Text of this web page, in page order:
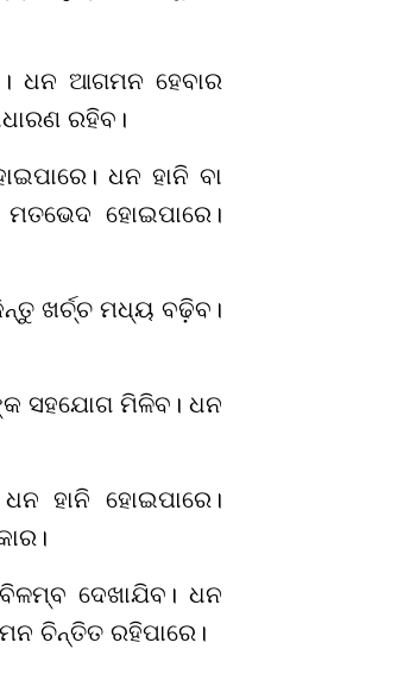
ଧନ ଆଗମନ ହେବାର
ରହିବ।
ଧନ ହାନି ବା
ହୋଇପାରେ।
ଖର୍ଚ୍ଚ ମଧ୍ୟ ବଢ଼ିବ।
ସହଯୋଗ ମିଳିବ। ଧନ
ହାନି ହୋଇପାରେ।
ଦେଖାଯିବ। ଧନ
ଚିନ୍ତିତ ରହିପାରେ।